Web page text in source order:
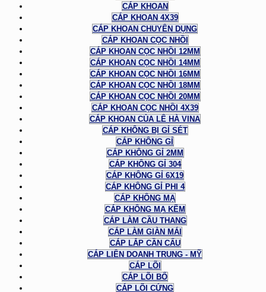
CÁP KHOAN
CÁP KHOAN 4X39
CÁP KHOAN CHUYÊN DỤNG
CÁP KHOAN CỌC NHỒI
CÁP KHOAN CỌC NHỒI 12MM
CÁP KHOAN CỌC NHỒI 14MM
CÁP KHOAN CỌC NHỒI 16MM
CÁP KHOAN CỌC NHỒI 18MM
CÁP KHOAN CỌC NHỒI 20MM
CÁP KHOAN CỌC NHỒI 4X39
CÁP KHOAN CỦA LÊ HÀ VINA
CÁP KHÔNG BỊ GỈ SÉT
CÁP KHÔNG GỈ
CÁP KHÔNG GỈ 2MM
CÁP KHÔNG GỈ 304
CÁP KHÔNG GỈ 6X19
CÁP KHÔNG GỈ PHI 4
CÁP KHÔNG MẠ
CÁP KHÔNG MẠ KẼM
CÁP LÀM CẦU THANG
CÁP LÀM GIÀN MÁI
CÁP LẮP CẦN CẨU
CÁP LIÊN DOANH TRUNG - MỸ
CÁP LÕI
CÁP LÕI BỐ
CÁP LÕI CỨNG